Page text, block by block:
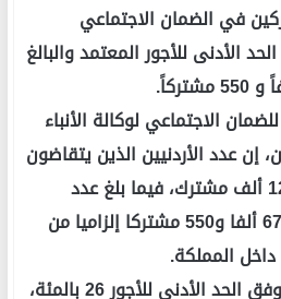
في الضمان الاجتماعي
الأدنى للأجور المعتمد والبالغ
الاجتماعي لوكالة الأنباء
إن عدد الأردنيين الذين يتقاضون
الحد الأدنى للأجور بلغ 120 ألف مشترك، فيما بلغ عدد
المشتركين غير الأردنيين 67 ألفا و550 مشتركا إلزاميا من
المملكة.
ويشكل هؤلاء العاملون وفق الحد الأدنى للأجور 26 بالمئة،